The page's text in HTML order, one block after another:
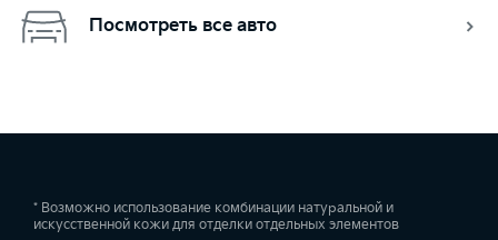
Посмотреть все авто
* Возможно использование комбинации натуральной и
искусственной кожи для отделки отдельных элементов